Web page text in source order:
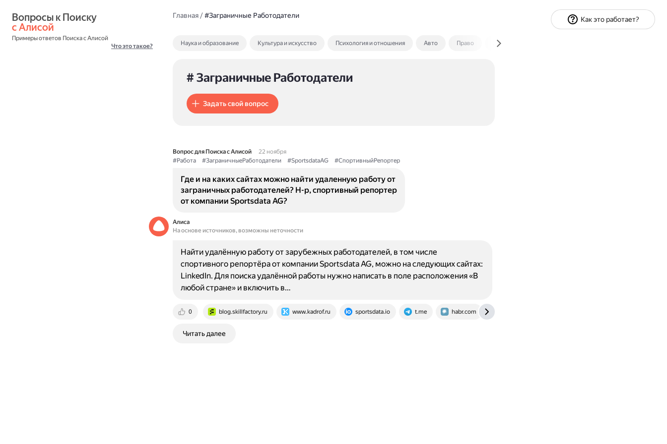
с Алисой
Примеры ответов Поиска с Алисой
Что это такое?
Главная/#Заграничные Работодатели
Наука и образование Культура и искусство Психология и отношения Авто Право Экономика и финансы
# Заграничные Работодатели
Задать свой вопрос
Вопрос для Поиска с Алисой
22 ноября
#Работа
#ЗаграничныеРаботодатели #SportsdataAG #СпортивныйРепортер
Где и на каких сайтах можно найти удаленную работу от
заграничных работодателей? Н-р, спортивный репортер
от компании Sportsdata AG?
Алиса
На основе источников, возможны неточности
0 blog.skillfactory.ru www.kadrof.ru sportsdata.io t.me habr.com
Найти удалённую работу от зарубежных работодателей, в том числе
спортивного репортёра от компании Sportsdata AG, можно на следующих сайтах:
LinkedIn. Для поиска удалённой работы нужно написать в поле расположения «В
любой стране» и включить в…
Читать далее
Как это работает?